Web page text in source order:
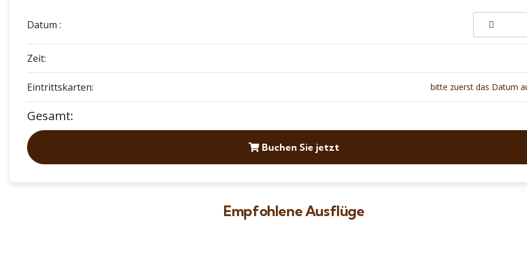
Datum :
Zeit:
Eintrittskarten: bitte zuerst das Datum
Gesamt:
Buchen Sie jetzt
Empfohlene Ausflüge